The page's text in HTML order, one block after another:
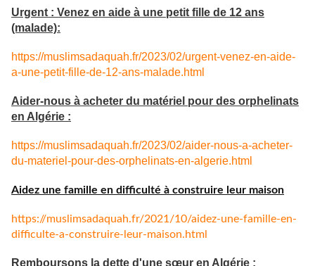
Urgent : Venez en aide à une petit fille de 12 ans
(malade):
https://muslimsadaquah.fr/2023/02/urgent-venez-en-aide-
a-une-petit-fille-de-12-ans-malade.html
Aider-nous à acheter du matériel pour des orphelinats
en Algérie :
https://muslimsadaquah.fr/2023/02/aider-nous-a-acheter-
du-materiel-pour-des-orphelinats-en-algerie.html
Aidez une famille en difficulté à construire leur maison
https://muslimsadaquah.fr/2021/10/aidez-une-famille-en-
difficulte-a-construire-leur-maison.html
Remboursons la dette d'une sœur en Algérie :